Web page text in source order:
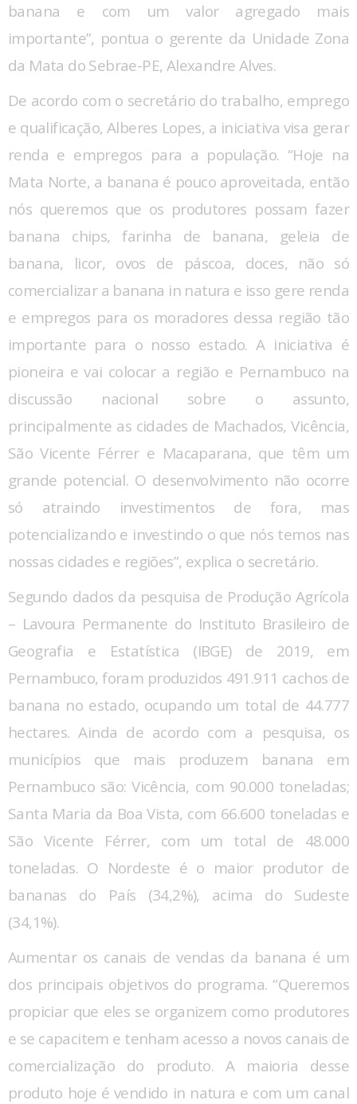
banana e com um valor agregado mais
importante”, pontua o gerente da Unidade Zona
da Mata do Sebrae-PE, Alexandre Alves.
De acordo com o secretário do trabalho, emprego
e qualificação, Alberes Lopes, a iniciativa visa gerar
renda e empregos para a população. “Hoje na
Mata Norte, a banana é pouco aproveitada, então
nós queremos que os produtores possam fazer
banana chips, farinha de banana, geleia de
banana, licor, ovos de páscoa, doces, não só
comercializar a banana in natura e isso gere renda
e empregos para os moradores dessa região tão
importante para o nosso estado. A iniciativa é
pioneira e vai colocar a região e Pernambuco na
discussão nacional sobre o assunto,
principalmente as cidades de Machados, Vicência,
São Vicente Férrer e Macaparana, que têm um
grande potencial. O desenvolvimento não ocorre
só atraindo investimentos de fora, mas
potencializando e investindo o que nós temos nas
nossas cidades e regiões”, explica o secretário.
Segundo dados da pesquisa de Produção Agrícola
– Lavoura Permanente do Instituto Brasileiro de
Geografia e Estatística (IBGE) de 2019, em
Pernambuco, foram produzidos 491.911 cachos de
banana no estado, ocupando um total de 44.777
hectares. Ainda de acordo com a pesquisa, os
municípios que mais produzem banana em
Pernambuco são: Vicência, com 90.000 toneladas;
Santa Maria da Boa Vista, com 66.600 toneladas e
São Vicente Férrer, com um total de 48.000
toneladas. O Nordeste é o maior produtor de
bananas do País (34,2%), acima do Sudeste
(34,1%).
Aumentar os canais de vendas da banana é um
dos principais objetivos do programa. “Queremos
propiciar que eles se organizem como produtores
e se capacitem e tenham acesso a novos canais de
comercialização do produto. A maioria desse
produto hoje é vendido in natura e com um canal